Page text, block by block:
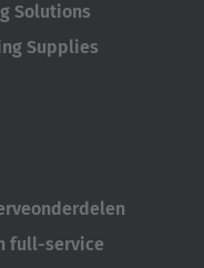
Solutions
Supplies
full-service